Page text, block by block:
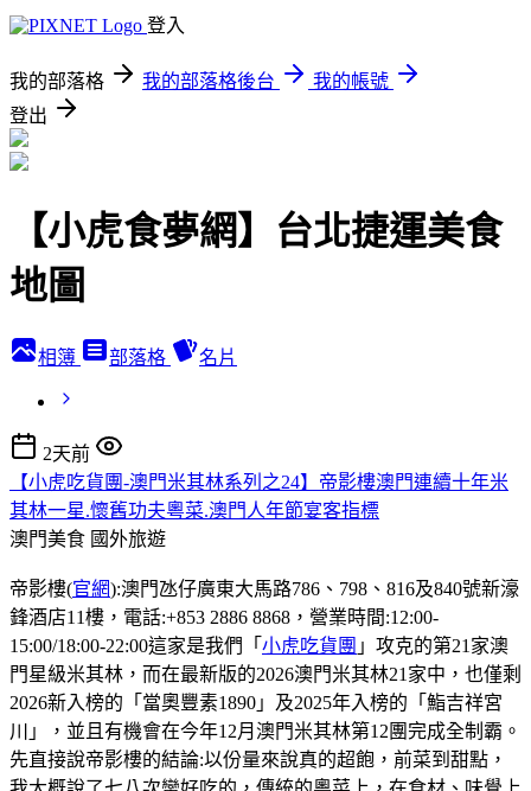
登入
我的部落格 我的部落格後台
我的帳號
登出
【小虎食夢網】台北捷運美食
地圖
相簿 部落格 名片
2天前
【小虎吃貨團-澳門米其林系列之24】帝影樓澳門連續十年米
其林一星.懷舊功夫粵菜.澳門人年節宴客指標
澳門美食 國外旅遊
帝影樓(官網):澳門氹仔廣東大馬路786、798、816及840號新濠
鋒酒店11樓，電話:+853 2886 8868，營業時間:12:00-
15:00/18:00-22:00這家是我們「 小虎吃貨團 」攻克的第21家澳
門星級米其林，而在最新版的2026澳門米其林21家中，也僅剩
2026新入榜的「當奧豐素1890」及2025年入榜的「鮨吉祥宮
川」，並且有機會在今年12月澳門米其林第12團完成全制霸。
先直接說帝影樓的結論:以份量來說真的超飽，前菜到甜點，